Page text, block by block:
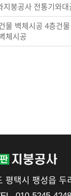
지붕공사 전통기와
물 벽체시공 4층건
체시공
평택시 팽성읍